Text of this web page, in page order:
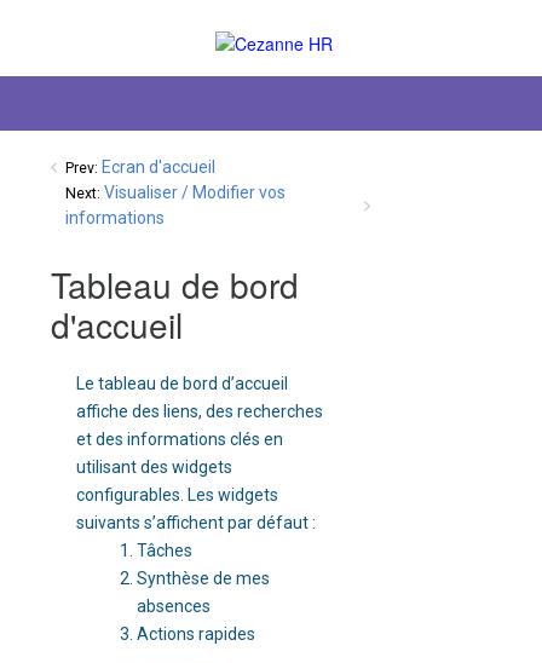
Prev: Ecran d'accueil
Next: Visualiser / Modifier vos
informations
Tableau de bord
d'accueil
Le tableau de bord d’accueil
affiche des liens, des recherches
et des informations clés en
utilisant des widgets
configurables. Les widgets
suivants s’affichent par défaut :
Tâches
Synthèse de mes
absences
Actions rapides